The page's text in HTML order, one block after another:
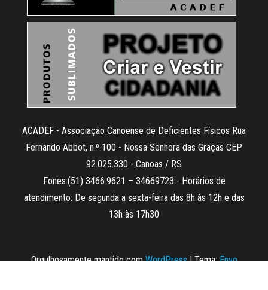
ACADEF - Associação Canoense de Deficientes Físicos Rua
Fernando Abbot, n.º 100 - Nossa Senhora das Graças CEP
92.025.330 - Canoas / RS
Fones:(51) 3466.9621 – 34669723 - Horários de
atendimento: De segunda a sexta-feira das 8h às 12h e das
13h às 17h30
Orgulhosamente mantido comWordPress |Tema:Envo